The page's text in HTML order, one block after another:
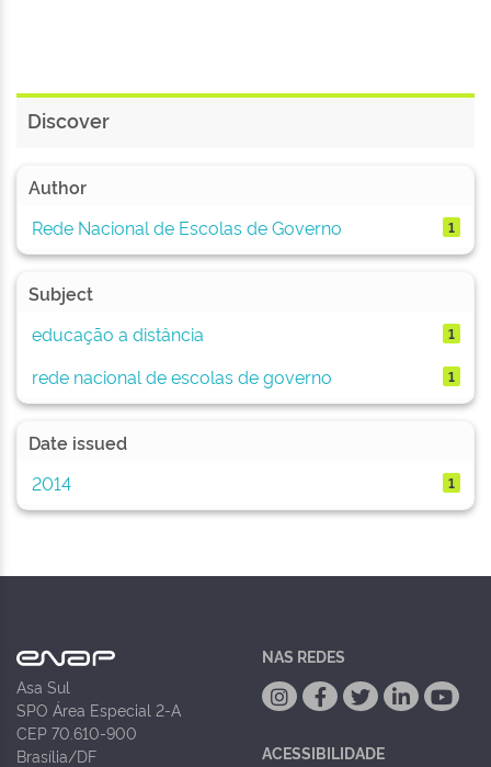
Discover
Author
Rede Nacional de Escolas de Governo
1
Subject
educação a distância
1
rede nacional de escolas de governo 1
Date issued
2014
1
Asa Sul
SPO Área Especial 2-A
CEP 70.610-900
Brasília/DF
NAS REDES
ACESSIBILIDADE